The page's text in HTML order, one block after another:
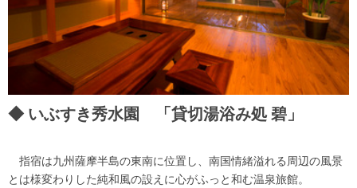
いぶすき秀水園 「貸切湯浴み処 碧」
指宿は九州薩摩半島の東南に位置し、南国情緒溢れる周辺の風景
とは様変わりした純和風の設えに心がふっと和む温泉旅館。